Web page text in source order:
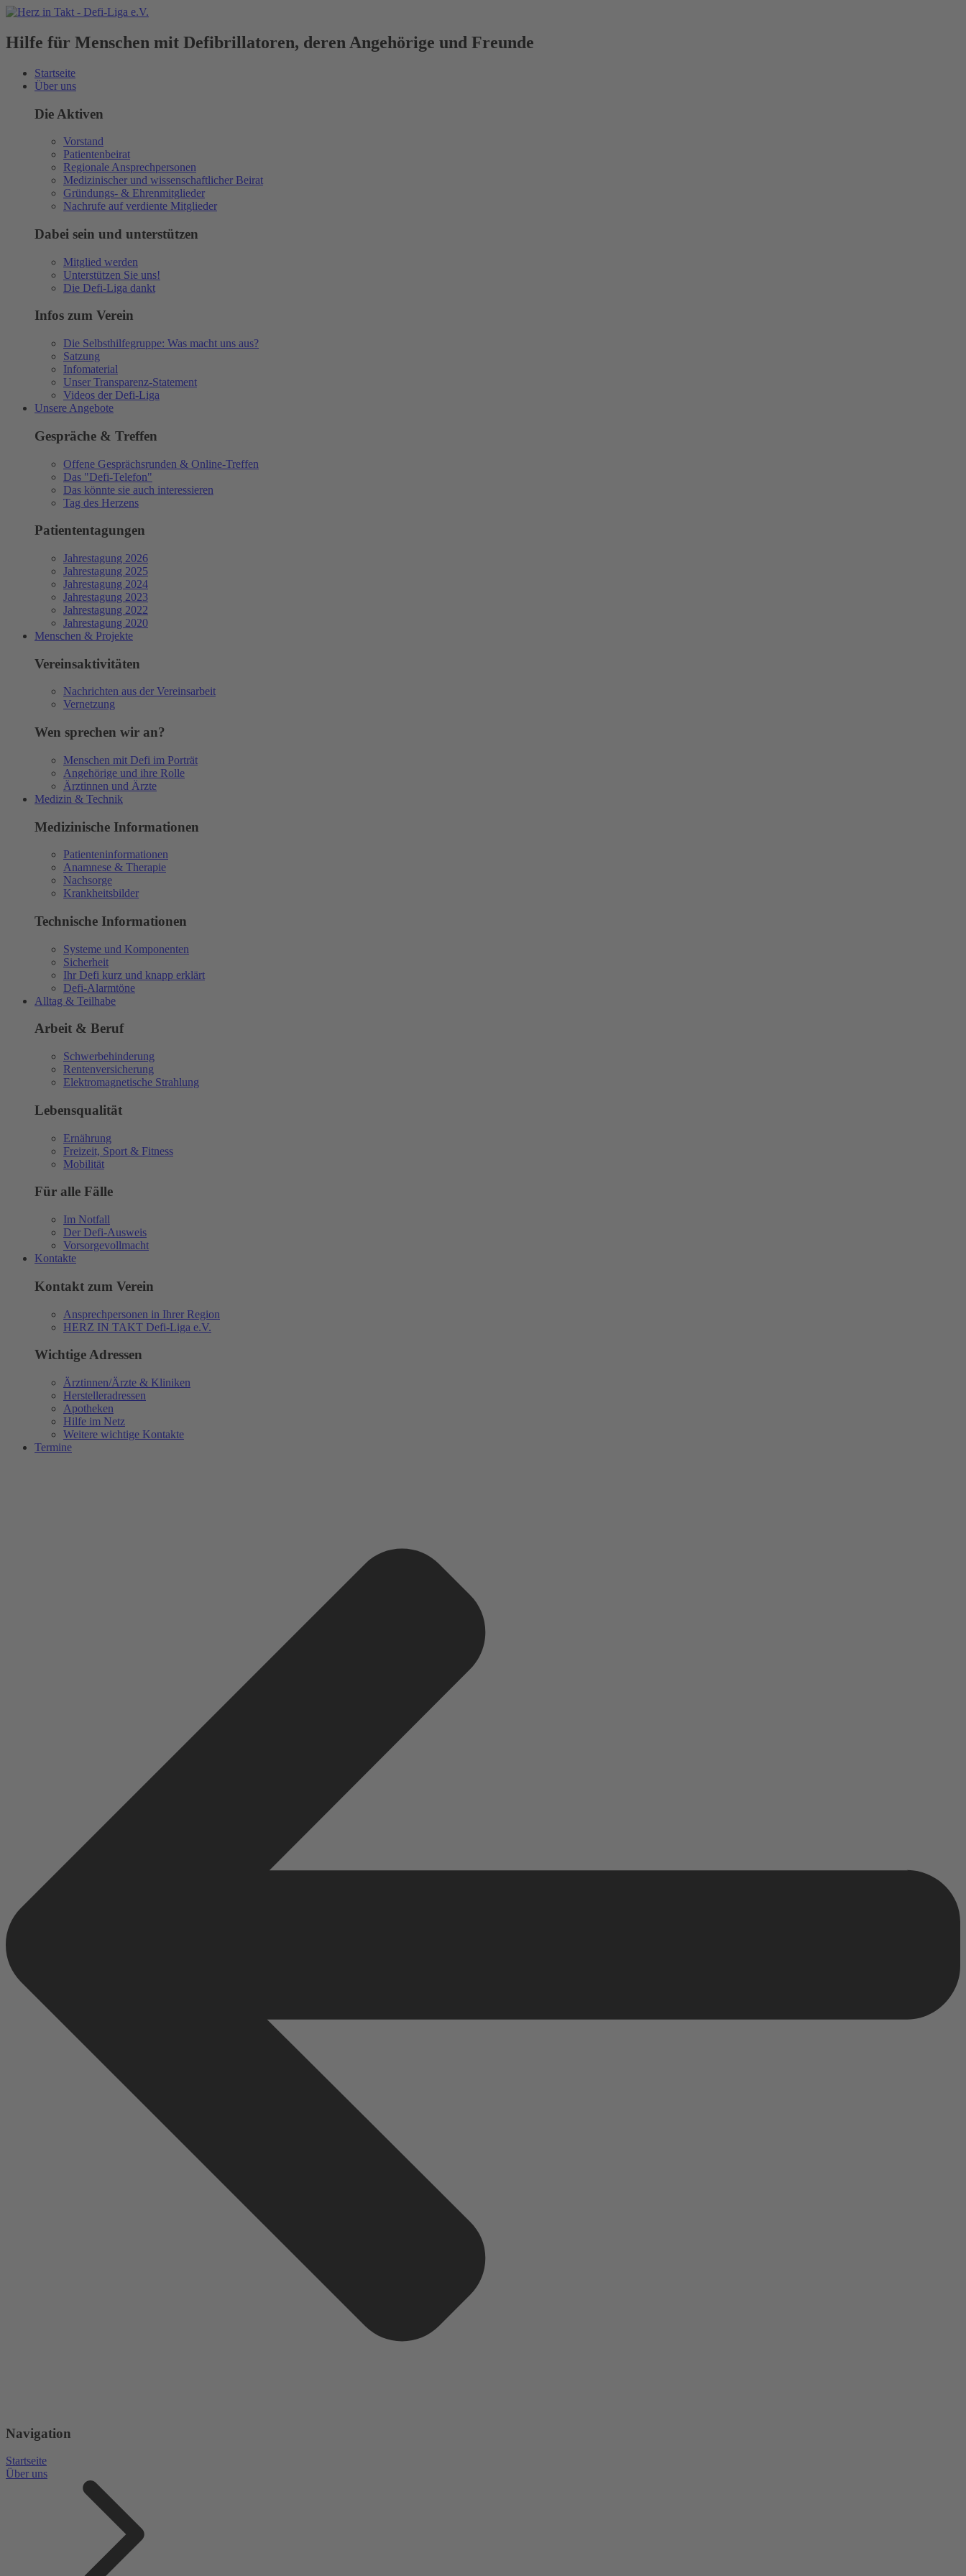
Hilfe für Menschen mit Defibrillatoren, deren Angehörige und Freunde
Startseite
Über uns
Die Aktiven
Vorstand
Patientenbeirat
Regionale Ansprechpersonen
Medizinischer und wissenschaftlicher Beirat
Gründungs- & Ehrenmitglieder
Nachrufe auf verdiente Mitglieder
Dabei sein und unterstützen
Mitglied werden
Unterstützen Sie uns!
Die Defi-Liga dankt
Infos zum Verein
Die Selbsthilfegruppe: Was macht uns aus?
Satzung
Infomaterial
Unser Transparenz-Statement
Videos der Defi-Liga
Unsere Angebote
Gespräche & Treffen
Offene Gesprächsrunden & Online-Treffen
Das "Defi-Telefon"
Das könnte sie auch interessieren
Tag des Herzens
Patiententagungen
Jahrestagung 2026
Jahrestagung 2025
Jahrestagung 2024
Jahrestagung 2023
Jahrestagung 2022
Jahrestagung 2020
Menschen & Projekte
Vereinsaktivitäten
Nachrichten aus der Vereinsarbeit
Vernetzung
Wen sprechen wir an?
Menschen mit Defi im Porträt
Angehörige und ihre Rolle
Ärztinnen und Ärzte
Medizin & Technik
Medizinische Informationen
Patienteninformationen
Anamnese & Therapie
Nachsorge
Krankheitsbilder
Technische Informationen
Systeme und Komponenten
Sicherheit
Ihr Defi kurz und knapp erklärt
Defi-Alarmtöne
Alltag & Teilhabe
Arbeit & Beruf
Schwerbehinderung
Rentenversicherung
Elektromagnetische Strahlung
Lebensqualität
Ernährung
Freizeit, Sport & Fitness
Mobilität
Für alle Fälle
Im Notfall
Der Defi-Ausweis
Vorsorgevollmacht
Kontakte
Kontakt zum Verein
Ansprechpersonen in Ihrer Region
HERZ IN TAKT Defi-Liga e.V.
Wichtige Adressen
Ärztinnen/Ärzte & Kliniken
Herstelleradressen
Apotheken
Hilfe im Netz
Weitere wichtige Kontakte
Termine
Navigation
Startseite
Über uns